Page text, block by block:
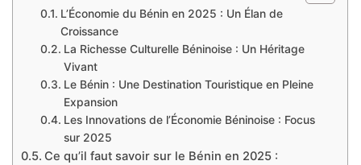
L’Économie du Bénin en 2025 : Un Élan de
Croissance
La Richesse Culturelle Béninoise : Un Héritage
Vivant
Le Bénin : Une Destination Touristique en Pleine
Expansion
Les Innovations de l’Économie Béninoise : Focus
sur 2025
Ce qu’il faut savoir sur le Bénin en 2025 :